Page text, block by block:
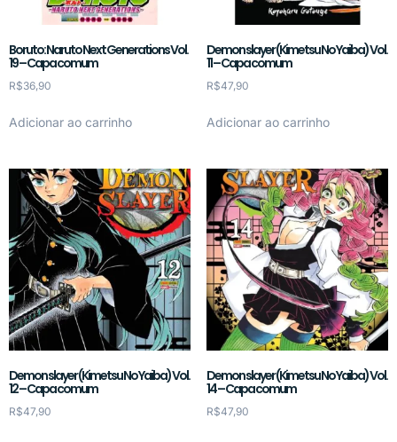
Boruto: Naruto Next Generations Vol.
19 – Capa comum
R$36,90
Adicionar ao carrinho
Demon slayer (Kimetsu No Yaiba) Vol.
11 – Capa comum
R$47,90
Adicionar ao carrinho
Demon slayer (Kimetsu No Yaiba) Vol.
12 – Capa comum
R$47,90
Demon slayer (Kimetsu No Yaiba) Vol.
14 – Capa comum
R$47,90